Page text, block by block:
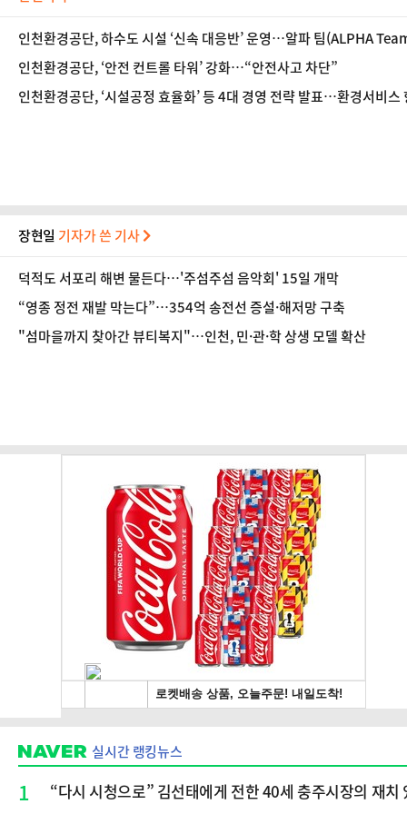
인천환경공단, 하수도 시설 ‘신속 대응반’ 운영…알파 팀(ALPHA
인천환경공단, ‘안전 컨트롤 타워’ 강화…“안전사고 차단”
인천환경공단, ‘시설공정 효율화’ 등 4대 경영 전략 발표…환경서비스
장현일 기자가 쓴 기사
덕적도 서포리 해변 물든다…'주섬주섬 음악회' 15일 개막
“영종 정전 재발 막는다”…354억 송전선 증설·해저망 구축
"섬마을까지 찾아간 뷰티복지"…인천, 민·관·학 상생 모델 확산
실시간 랭킹뉴스
1 “다시 시청으로” 김선태에게 전한 40세 충주시장의 재